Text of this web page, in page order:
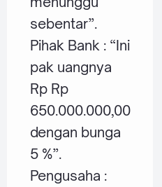
sebentar”.
Pihak Bank : “Ini
pak uangnya
Rp Rp
650.000.000,00
dengan bunga
5 %”.
Pengusaha :